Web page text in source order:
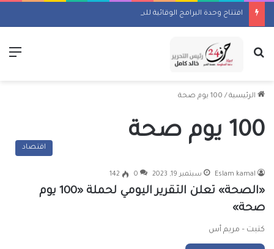
افتتاح وحدة البرامج الوقائية للصندوق بمنطقة رأس البر
بحث عن
الرئيسية / 100 يوم صحة
100 يوم صحة
اقتصاد
Eslam kamal سبتمبر 19, 2023 0
142
«الصحة» تعلن التقرير اليومي لحملة «100 يوم
صحة»
كتبت – مريم أس